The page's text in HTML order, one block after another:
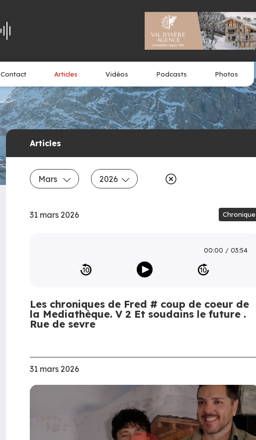
Contact Articles Vidéos Podcasts Photos
Articles
Mars 2026
31 mars 2026 Chronique
00:00 03:54
Les chroniques de Fred # coup de coeur de
la Mediathèque. V 2 Et soudains le future .
Rue de sevre
31 mars 2026